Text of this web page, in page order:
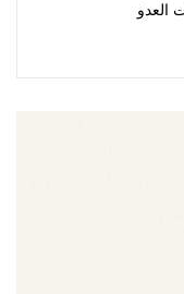
العدو